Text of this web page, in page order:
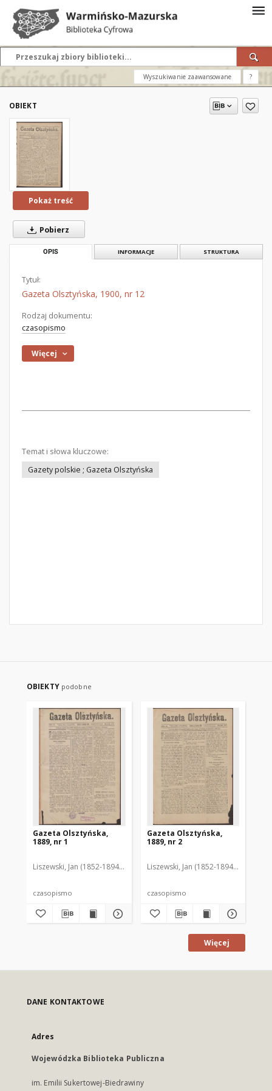
Wyszukiwanie zaawansowane ?
OBIEKT
Pokaż treść
Pobierz
OPIS INFORMACJE STRUKTURA
Tytuł:
Gazeta Olsztyńska, 1900, nr 12
Rodzaj dokumentu:
czasopismo
Więcej
Temat i słowa kluczowe:
Gazety polskie ; Gazeta Olsztyńska
OBIEKTY podobne
Gazeta Olsztyńska,
1889, nr 1
Liszewski, Jan (1852-1894). Red.
czasopismo
Gazeta Olsztyńska,
1889, nr 2
Liszewski, Jan (1852-1894). Red.
czasopismo
Więcej
DANE KONTAKTOWE
Adres
Wojewódzka Biblioteka Publiczna
im. Emilii Sukertowej-Biedrawiny